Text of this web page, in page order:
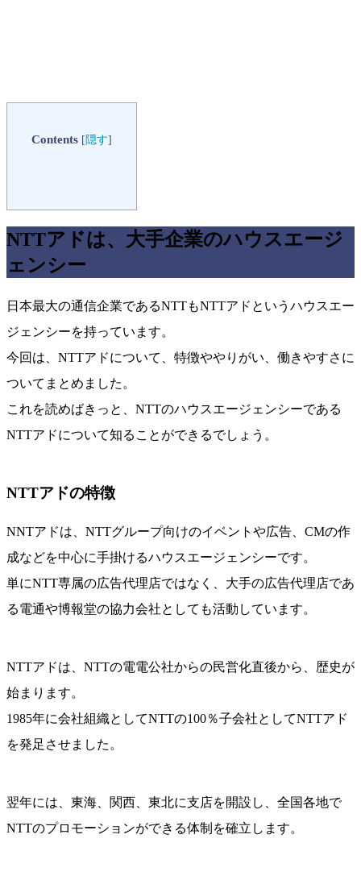
Contents [隠す]
NTTアドは、大手企業のハウスエージ
ェンシー
日本最大の通信企業であるNTTもNTTアドというハウスエー
ジェンシーを持っています。
今回は、NTTアドについて、特徴ややりがい、働きやすさに
ついてまとめました。
これを読めばきっと、NTTのハウスエージェンシーである
NTTアドについて知ることができるでしょう。
NTTアドの特徴
NNTアドは、NTTグループ向けのイベントや広告、CMの作
成などを中心に手掛けるハウスエージェンシーです。
単にNTT専属の広告代理店ではなく、大手の広告代理店であ
る電通や博報堂の協力会社としても活動しています。
NTTアドは、NTTの電電公社からの民営化直後から、歴史が
始まります。
1985年に会社組織としてNTTの100％子会社としてNTTアド
を発足させました。
翌年には、東海、関西、東北に支店を開設し、全国各地で
NTTのプロモーションができる体制を確立します。